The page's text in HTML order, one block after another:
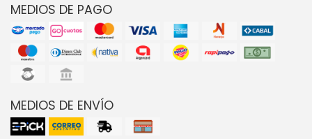
MEDIOS DE PAGO
MEDIOS DE ENVÍO